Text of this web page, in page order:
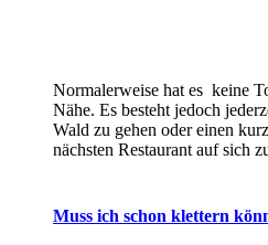
Normalerweise hat es keine
Nähe. Es besteht jedoch
Wald zu gehen oder einen
nächsten Restaurant auf sich
Muss ich schon klettern